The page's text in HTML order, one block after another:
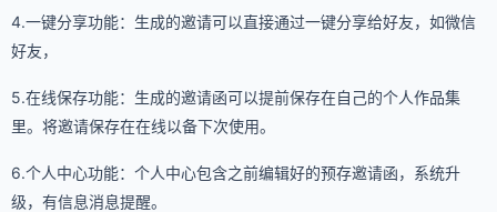
4.一键分享功能：生成的邀请可以直接通过一键分享给好友，如微信
好友，
5.在线保存功能：生成的邀请函可以提前保存在自己的个人作品集
里。将邀请保存在在线以备下次使用。
6.个人中心功能：个人中心包含之前编辑好的预存邀请函，系统升
级，有信息消息提醒。